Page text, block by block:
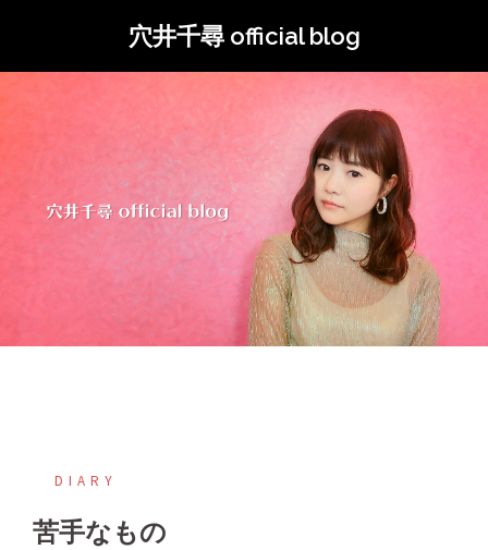
テ
穴井千尋 official blog
DIARY
苦手なもの